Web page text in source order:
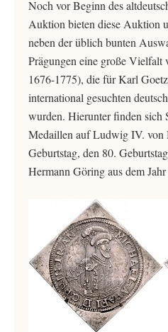
Noch vor Beginn des
Auktion bieten diese Auktion
neben der üblich bunten
Prägungen eine große Vielfalt
1676-1775), die für Karl
international gesuchten
wurden. Hierunter finden sich
Medaillen auf Ludwig IV. von
Geburtstag, den 80.
Hermann Göring aus dem